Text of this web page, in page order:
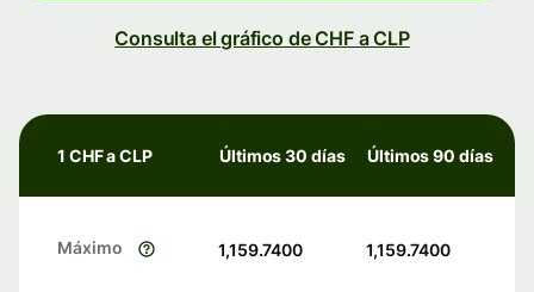
Consulta el gráfico de CHF a CLP
1 CHF a CLP Últimos 30 días Últimos 90 días
Máximo 1,159.7400 1,159.7400